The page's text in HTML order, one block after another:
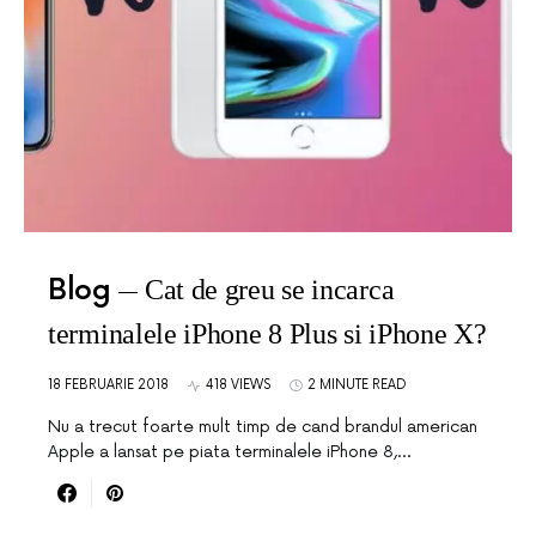
Blog
Cat de greu se incarca
terminalele iPhone 8 Plus si iPhone X?
18 FEBRUARIE 2018 418 VIEWS 2 MINUTE READ
Nu a trecut foarte mult timp de cand brandul american
Apple a lansat pe piata terminalele iPhone 8,…